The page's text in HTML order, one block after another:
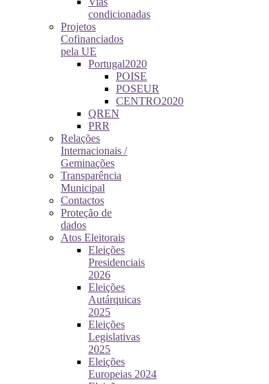
condicionadas
Projetos
Cofinanciados
pela UE
Portugal2020
POISE
POSEUR
CENTRO2020
QREN
PRR
Relações
Internacionais /
Geminações
Transparência
Municipal
Contactos
Proteção de
dados
Atos Eleitorais
Eleições
Presidenciais
2026
Eleições
Autárquicas
2025
Eleições
Legislativas
2025
Eleições
Europeias 2024